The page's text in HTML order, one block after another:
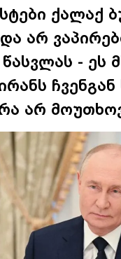
ქალაქ
არ
- ეს
ჩვენგან
არ